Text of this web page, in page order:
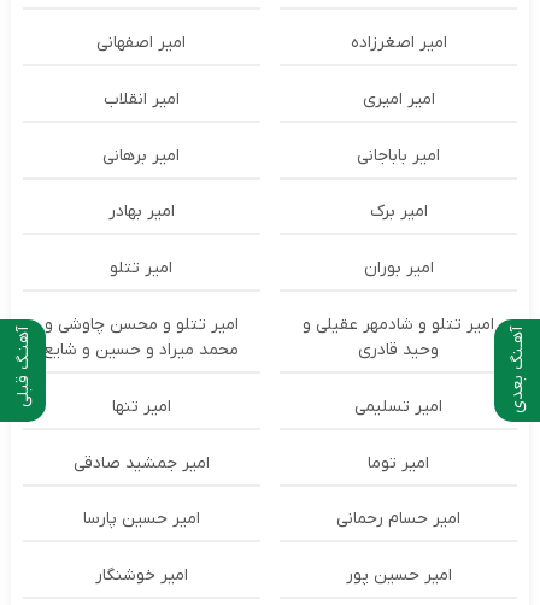
آهنـگ قبلی آهـنگ بعدی
امیر اصغرزاده امیر اصفهانی
امیر امیری امیر انقلاب
امیر باباجانی امیر برهانی
امیر برک امیر بهادر
امیر بوران امیر تتلو
امیر تتلو و شادمهر عقیلی و
وحید قادری
امیر تتلو و محسن چاوشی و
محمد میراد و حسین و شایع
امیر تسلیمی امیر تنها
امیر توما امیر جمشید صادقی
امیر حسام رحمانی امیر حسین پارسا
امیر حسین پور امیر خوشنگار